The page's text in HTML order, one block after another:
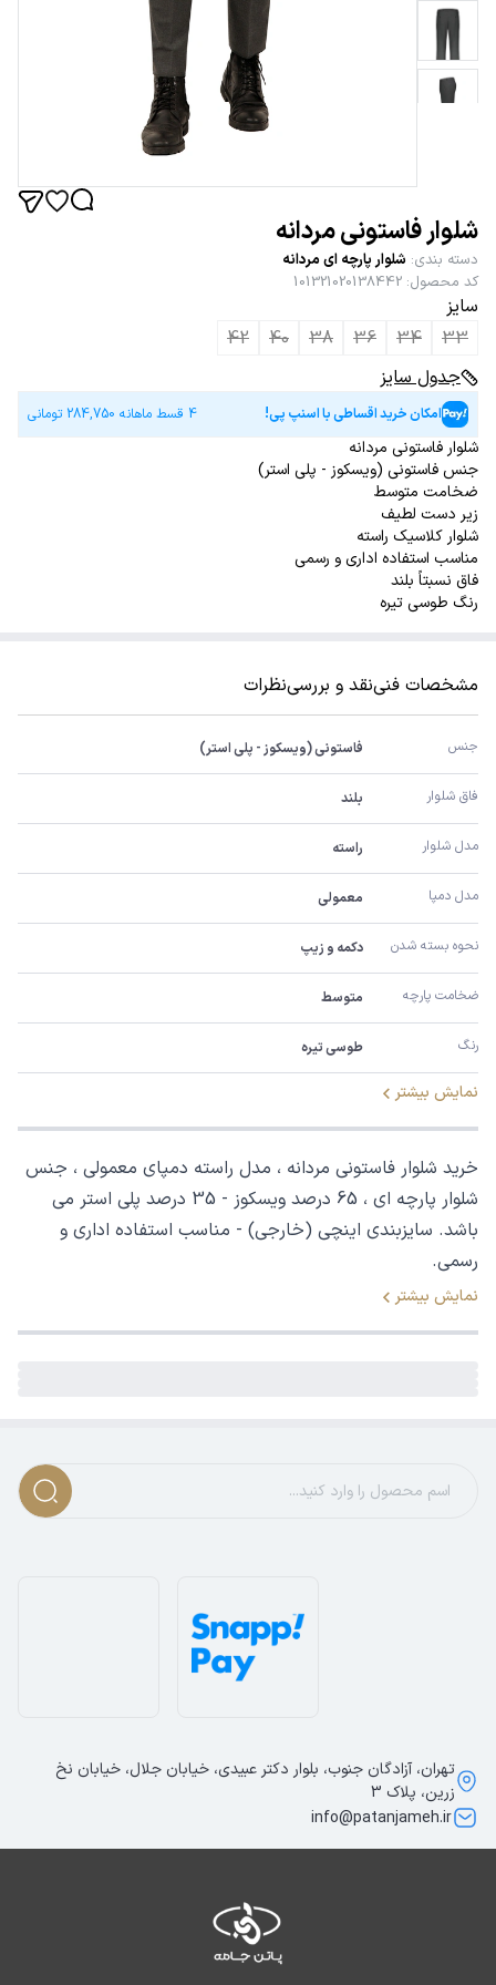
شلوار فاستونی مردانه
دسته بندی: شلوار پارچه ای مردانه
کد محصول:
101321020138442
سایز
33
34
36
38
40
42
جدول سایز
امکان خرید اقساطی با اسنپ پی! 4 قسط ماهانه 284,750 تومانی
شلوار فاستونی مردانه
جنس فاستونی (ویسکوز - پلی استر)
ضخامت متوسط
زیر دست لطیف
شلوار کلاسیک راسته
مناسب استفاده اداری و رسمی
فاق نسبتاً بلند
رنگ طوسی تیره
مشخصات فنینقد و بررسینظرات
جنس فاستونی (ویسکوز - پلی استر)
فاق شلوار بلند
مدل شلوار راسته
مدل دمپا معمولی
نحوه بسته شدن دکمه و زیپ
ضخامت پارچه متوسط
رنگ طوسی تیره
نمایش بیشتر
خرید شلوار فاستونی مردانه ، مدل راسته دمپای معمولی ، جنس
شلوار پارچه ای ، 65 درصد ویسکوز - 35 درصد پلی استر می
باشد. سایزبندی اینچی (خارجی) - مناسب استفاده اداری و
رسمی.
نمایش بیشتر
تهران، آزادگان جنوب، بلوار دکتر عبیدی، خیابان جلال، خیابان نخ
زرین، پلاک 3
info@patanjameh.ir